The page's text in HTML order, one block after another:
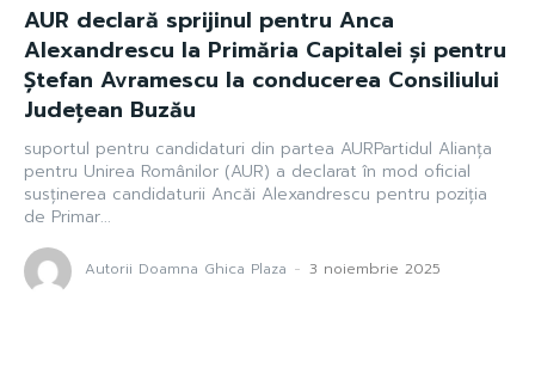
AUR declară sprijinul pentru Anca
Alexandrescu la Primăria Capitalei şi pentru
Ştefan Avramescu la conducerea Consiliului
Judeţean Buzău
suportul pentru candidaturi din partea AURPartidul Alianța
pentru Unirea Românilor (AUR) a declarat în mod oficial
susținerea candidaturii Ancăi Alexandrescu pentru poziția
de Primar...
Autorii Doamna Ghica Plaza - 3 noiembrie 2025